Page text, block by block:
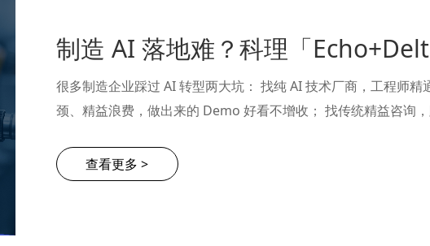
很多制造企业踩过 AI 转型两大坑： 找纯 AI 技术厂商，工程师
颈、精益浪费，做出来的 Demo 好看不增收； 找传统精益咨询
查看更多 >